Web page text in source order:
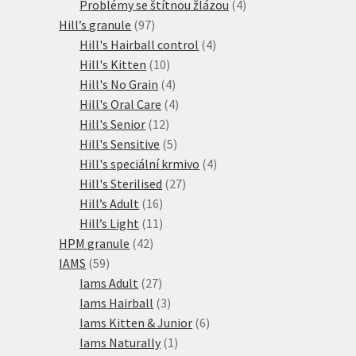
produkty
Problémy se štítnou žlázou 44
Hill’s granule 9797
produktů
Hill's Hairball control 44
Hill's Kitten 1010
produktů
Hill's No Grain 44
produkty
Hill's Oral Care 44
Hill's Senior 1212
produktů
Hill's Sensitive 55
produktů
Hill's speciální krmivo 44
Hill's Sterilised 2727
Hill’s Adult 1616
produktů
Hill’s Light 11 11
HPM granule 4242
IAMS 5959
produktů
Iams Adult 2727
produktů
Iams Hairball 33
produkty
Iams Kitten & Junior 66
Iams Naturally 1 1